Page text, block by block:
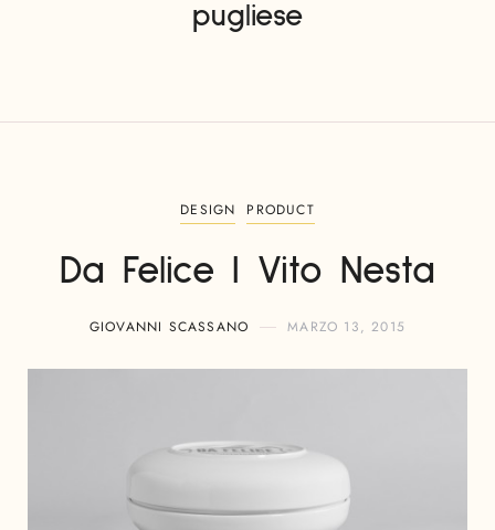
pugliese
DESIGN PRODUCT
Da Felice | Vito Nesta
GIOVANNI SCASSANO MARZO 13, 2015